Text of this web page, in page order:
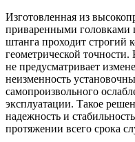
Изготовленная из
приваренными головками
штанга проходит строгий
геометрической
не предусматривает
неизменность
самопроизвольного
эксплуатации. Такое
надежность и
протяжении всего срока